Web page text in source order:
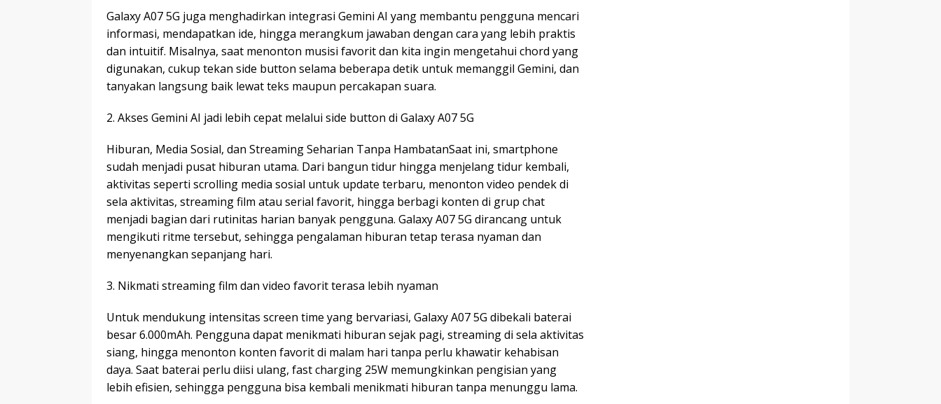
Galaxy A07 5G juga menghadirkan integrasi Gemini AI yang membantu pengguna mencari
informasi, mendapatkan ide, hingga merangkum jawaban dengan cara yang lebih praktis
dan intuitif. Misalnya, saat menonton musisi favorit dan kita ingin mengetahui chord yang
digunakan, cukup tekan side button selama beberapa detik untuk memanggil Gemini, dan
tanyakan langsung baik lewat teks maupun percakapan suara.
2. Akses Gemini AI jadi lebih cepat melalui side button di Galaxy A07 5G
Hiburan, Media Sosial, dan Streaming Seharian Tanpa HambatanSaat ini, smartphone
sudah menjadi pusat hiburan utama. Dari bangun tidur hingga menjelang tidur kembali,
aktivitas seperti scrolling media sosial untuk update terbaru, menonton video pendek di
sela aktivitas, streaming film atau serial favorit, hingga berbagi konten di grup chat
menjadi bagian dari rutinitas harian banyak pengguna. Galaxy A07 5G dirancang untuk
mengikuti ritme tersebut, sehingga pengalaman hiburan tetap terasa nyaman dan
menyenangkan sepanjang hari.
3. Nikmati streaming film dan video favorit terasa lebih nyaman
Untuk mendukung intensitas screen time yang bervariasi, Galaxy A07 5G dibekali baterai
besar 6.000mAh. Pengguna dapat menikmati hiburan sejak pagi, streaming di sela aktivitas
siang, hingga menonton konten favorit di malam hari tanpa perlu khawatir kehabisan
daya. Saat baterai perlu diisi ulang, fast charging 25W memungkinkan pengisian yang
lebih efisien, sehingga pengguna bisa kembali menikmati hiburan tanpa menunggu lama.